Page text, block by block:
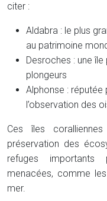
citer :
Aldabra : le plus
au patrimoine
Desroches : une
plongeurs
Alphonse :
l’observation des
Ces îles
préservation des
refuges importants
menacées, comme
mer.